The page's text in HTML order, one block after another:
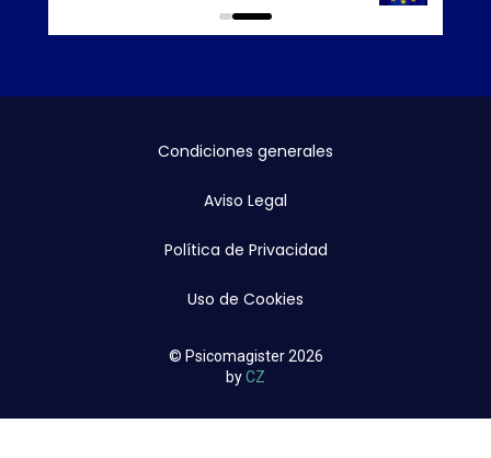
0 1
Condiciones generales
Aviso Legal
Política de Privacidad
Uso de Cookies
© Psicomagister 2026
byCZ